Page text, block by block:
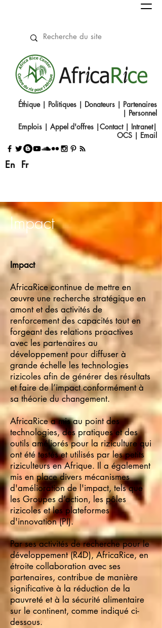
En Fr
Éthique| Politiques | Donateurs | Partenaires
| Personnel
Emplois | Appel d'offres |Contact |​ Intranet|
OCS | Email
Impact
Impact
AfricaRice continue de mettre en
œuvre une recherche stratégique en
amont et des activités de
renforcement des capacités tout en
forgeant des relations proactives
avec les partenaires au
développement pour diffuser à
grande échelle les technologies
rizicoles afin de générer des résultats
et faire de l’impact conformément à
sa théorie du changement.
AfricaRice a mis au point des
technologies, des pratiques et des
outils améliorés pour la riziculture qui
ont été testés et utilisés par les petits
riziculteurs en Afrique. Il a également
mis en place divers mécanismes
d'amélioration de l'impact, tels que
les Groupes d’action, les pôles
rizicoles et les plateformes
d'innovation (PI).
Par ses activités de recherche pour le
développement (R4D), AfricaRice, en
étroite collaboration avec ses
partenaires, contribue de manière
significative à la réduction de la
pauvreté et à la sécurité alimentaire
sur le continent, comme indiqué ci-
dessous.